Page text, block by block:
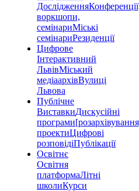
Дослідження
воркшопи,
семінариМіські
семінариРезиденції
Цифрове
Інтерактивний
ЛьвівМіський
медіаархівВулиці
Львова
Публічне
ВиставкиДискусійні
програми
проектиЦифрові
розповідіПублікації
Освітнє
Освітня
платформаЛітні
школиКурси